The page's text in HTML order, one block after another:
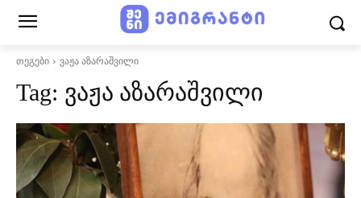
თეგები ვაჟა აზარაშვილი
Tag: ვაჟა აზარაშვილი